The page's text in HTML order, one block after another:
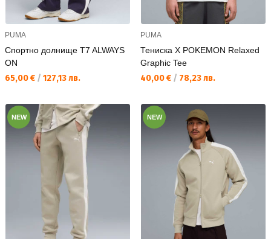
PUMA
Спортно долнище T7 ALWAYS
ON
Текуща цена:
65,00 € / 127,13 лв.
PUMA
Тениска X POKEMON Relaxed
Graphic Tee
Текуща цена:
40,00 € / 78,23 лв.
NEW NEW